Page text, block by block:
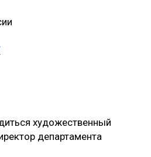
художественный
департамента